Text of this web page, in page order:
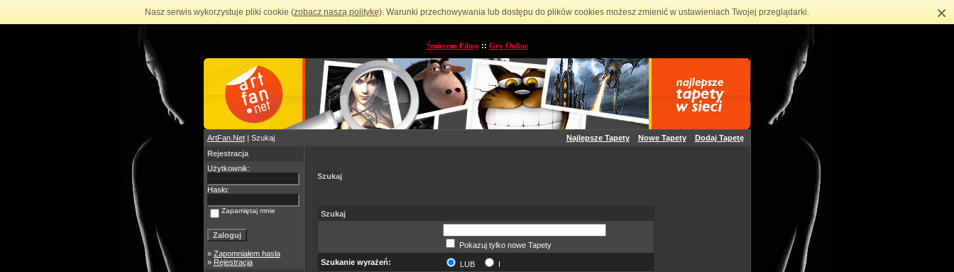
Nasz serwis wykorzystuje pliki cookie (zobacz naszą politykę). Warunki przechowywania lub dostępu do plików cookies możesz zmienić w ustawieniach Twojej przeglądarki. ×
Śmieszne Filmy:: Gry Online
ArtFan.Net| Szukaj Najlepsze Tapety Nowe Tapety
Dodaj Tapetę
Rejestracja
Użytkownik:
Hasło:
Zapamiętaj mnie
» Zapomniałem hasła
» Rejestracja
Szukaj
Szukaj
Pokazuj tylko nowe Tapety
Szukanie wyrażeń:
LUB
I